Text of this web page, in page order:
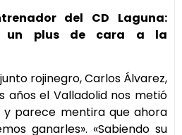
del CD Laguna:
un plus de cara a la
rojinegro, Carlos Álvarez,
años el Valladolid nos metió
y parece mentira que ahora
ganarles». «Sabiendo su